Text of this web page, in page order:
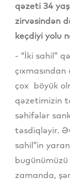
qəzeti 34
zirvəsindən
keçdiyi yolu
- “İki sahil”
çox böyük
qəzetimizin
səhifələr
təsdiqləyir.
sahil”in
zamanda,